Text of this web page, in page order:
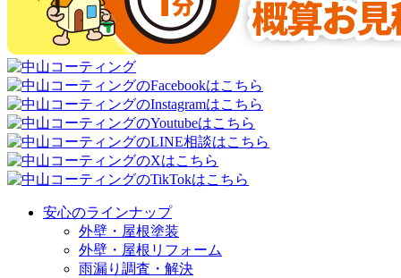
安心のラインナップ
外壁・屋根塗装
外壁・屋根リフォーム
雨漏り調査・解決